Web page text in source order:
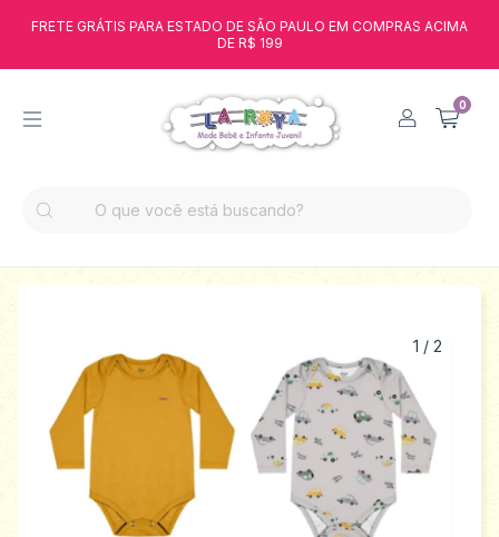
FRETE GRÁTIS PARA ESTADO DE SÃO PAULO EM COMPRAS ACIMA
DE R$ 199
0
1 / 2